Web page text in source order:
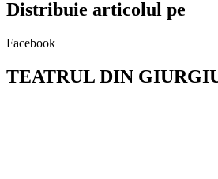
Distribuie articolul pe
Facebook
TEATRUL DIN